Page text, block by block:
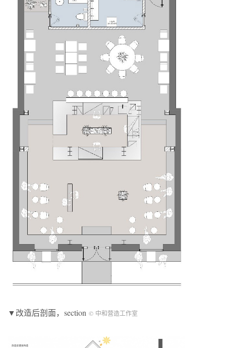
▼改造后剖面，section © 中和营造工作室